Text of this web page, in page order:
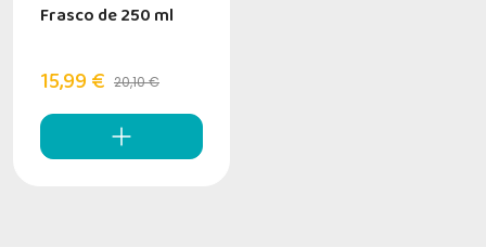
Frasco de 250 ml
15,99 € 20,10 €